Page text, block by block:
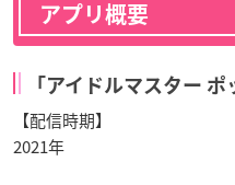
アプリ概要
「アイドルマスター ポ
【配信時期】
2021年